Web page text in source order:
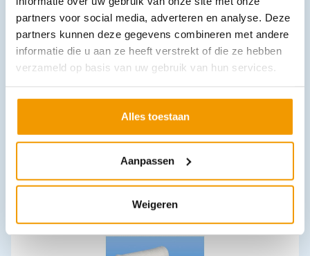
partners voor social media, adverteren en analyse. Deze
partners kunnen deze gegevens combineren met andere
informatie die u aan ze heeft verstrekt of die ze hebben
verzameld op basis van uw gebruik van hun services.
Alles toestaan
Aanpassen
Weigeren
3.79 excl. btw
Opties bekijken
Leverbaar